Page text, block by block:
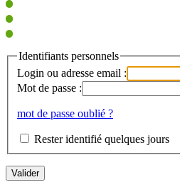
Identifiants personnels
Login ou adresse email :
Mot de passe :
mot de passe oublié ?
Rester identifié quelques jours